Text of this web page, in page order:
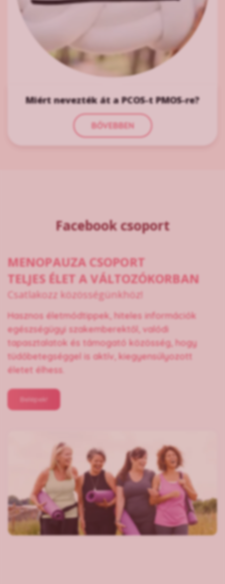
Miért nevezték át a PCOS-t PMOS-re?
BŐVEBBEN
Facebook csoport
MENOPAUZA CSOPORT
TELJES ÉLET A VÁLTOZÓKORBAN
Csatlakozz közösségünkhöz!
Hasznos életmódtippek, hiteles információk
egészségügyi szakemberektől, valódi
tapasztalatok és támogató közösség, hogy
tüdőbetegséggel is aktív, kiegyensúlyozott
életet élhess.
Belépek!